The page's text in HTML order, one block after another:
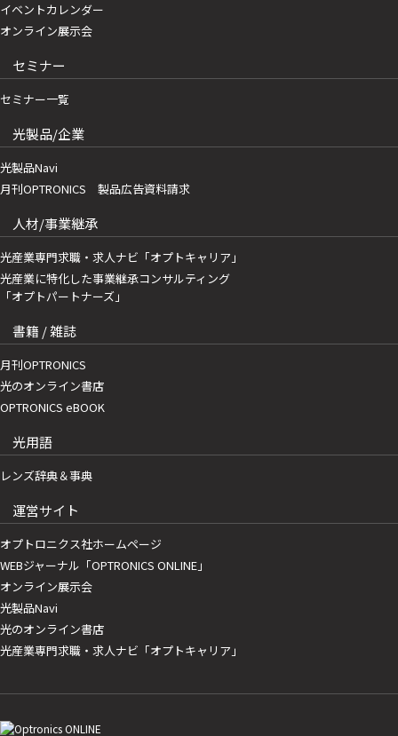
イベントカレンダー
オンライン展示会
セミナー
セミナー一覧
光製品/企業
光製品Navi
月刊OPTRONICS 製品広告資料請求
人材/事業継承
光産業専門求職・求人ナビ「オプトキャリア」
光産業に特化した事業継承コンサルティング
「オプトパートナーズ」
書籍 / 雑誌
月刊OPTRONICS
光のオンライン書店
OPTRONICS eBOOK
光用語
レンズ辞典＆事典
運営サイト
オプトロニクス社ホームページ
WEBジャーナル「OPTRONICS ONLINE」
オンライン展示会
光製品Navi
光のオンライン書店
光産業専門求職・求人ナビ「オプトキャリア」